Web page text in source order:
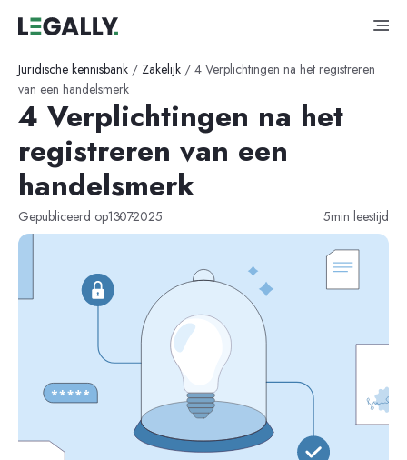
Juridische kennisbank / Zakelijk / 4 Verplichtingen na het registreren
van een handelsmerk
4 Verplichtingen na het
registreren van een
handelsmerk
Gepubliceerd op13-07-2025 5min leestijd